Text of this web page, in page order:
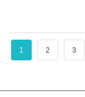
1 2 3